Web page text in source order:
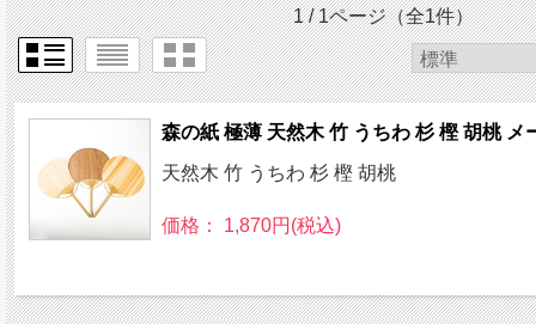
1 / 1ページ（全1件）
森の紙 極薄 天然木 竹 うちわ 杉 樫 胡桃 メ
天然木 竹 うちわ 杉 樫 胡桃
価格： 1,870円(税込)